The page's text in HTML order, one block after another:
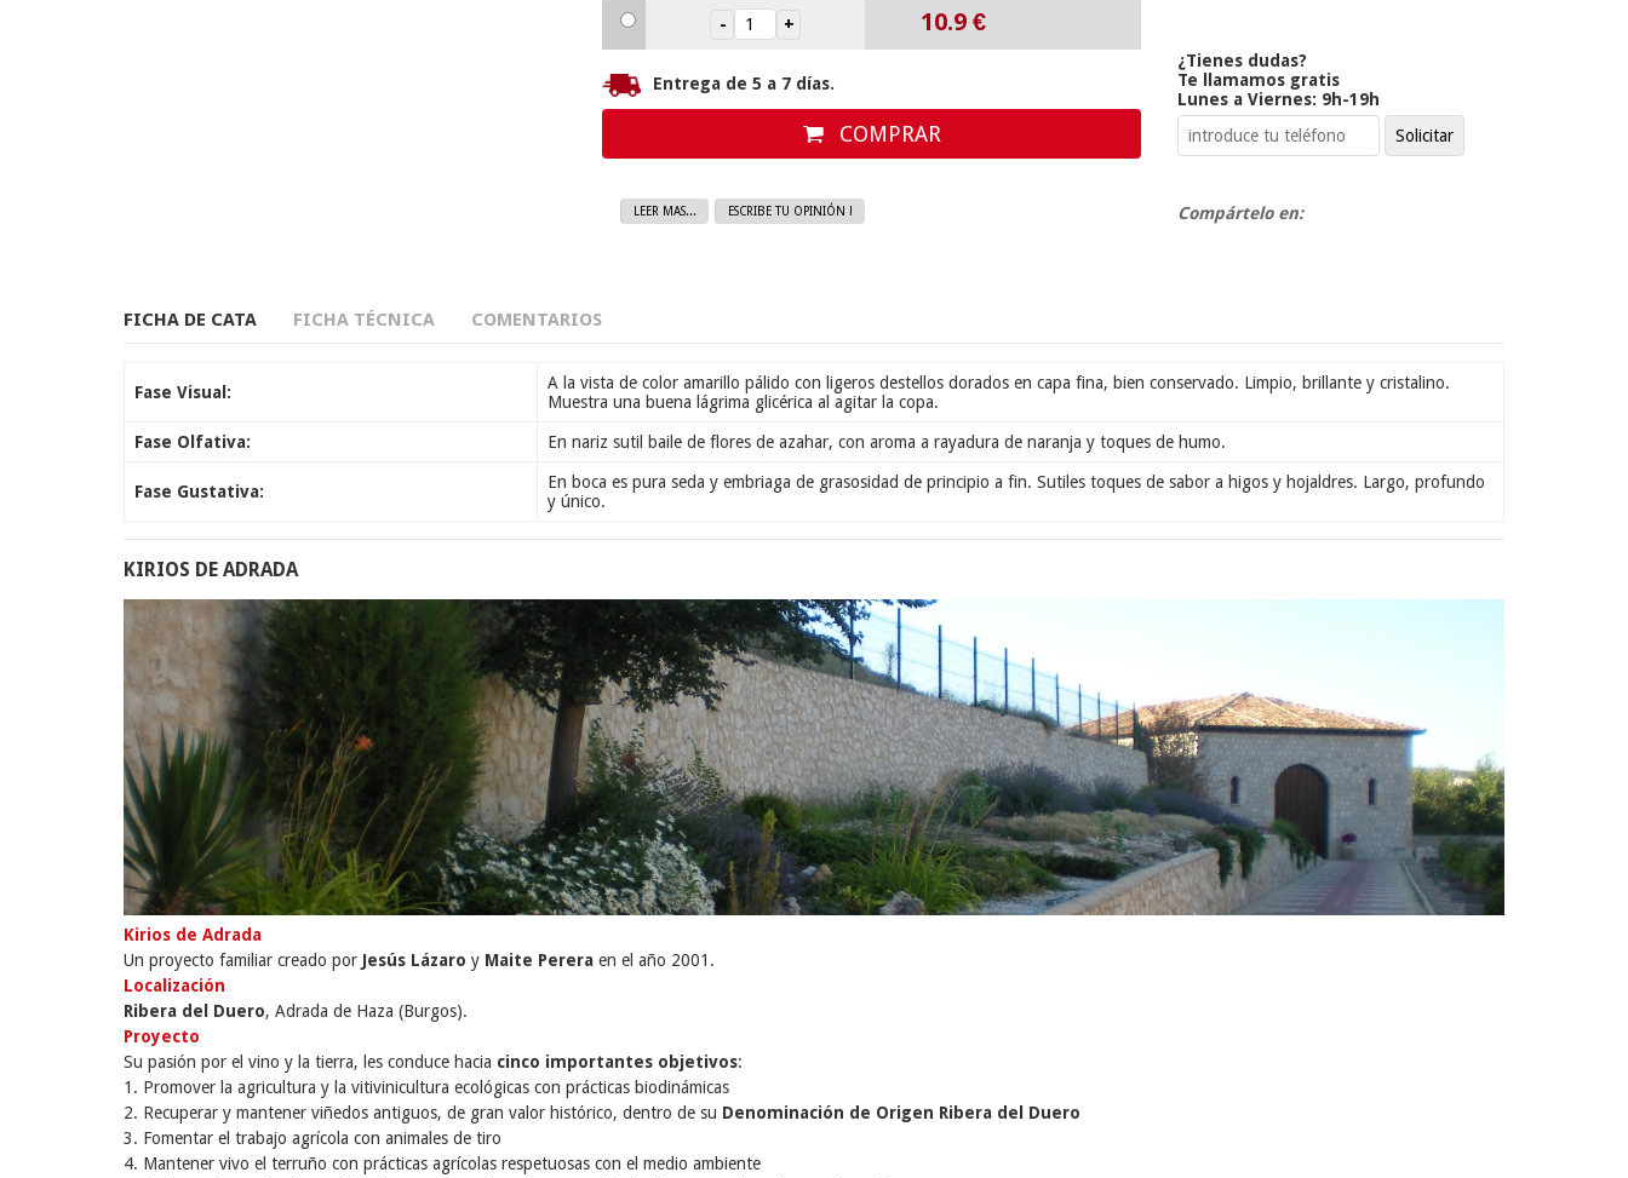
10.9 €
Entrega de 5 a 7 días.
COMPRAR
LEER MAS... ESCRIBE TU OPINIÓN !
¿Tienes dudas?
Te llamamos gratis
Lunes a Viernes: 9h-19h
Compártelo en:
FICHA DE CATA FICHA TÉCNICA COMENTARIOS
Fase Visual:
A la vista de color amarillo pálido con ligeros destellos dorados en capa fina, bien conservado. Limpio, brillante y cristalino.
Muestra una buena lágrima glicérica al agitar la copa.
Fase Olfativa: En nariz sutil baile de flores de azahar, con aroma a rayadura de naranja y toques de humo.
Fase Gustativa:
En boca es pura seda y embriaga de grasosidad de principio a fin. Sutiles toques de sabor a higos y hojaldres. Largo, profundo
y único.
KIRIOS DE ADRADA
Kirios de Adrada
Un proyecto familiar creado por Jesús Lázaro y Maite Perera en el año 2001.
Localización
Ribera del Duero, Adrada de Haza (Burgos).
Proyecto
Su pasión por el vino y la tierra, les conduce hacia cinco importantes objetivos:
1. Promover la agricultura y la vitivinicultura ecológicas con prácticas biodinámicas
2. Recuperar y mantener viñedos antiguos, de gran valor histórico, dentro de su Denominación de Origen Ribera del Duero
3. Fomentar el trabajo agrícola con animales de tiro
4. Mantener vivo el terruño con prácticas agrícolas respetuosas con el medio ambiente